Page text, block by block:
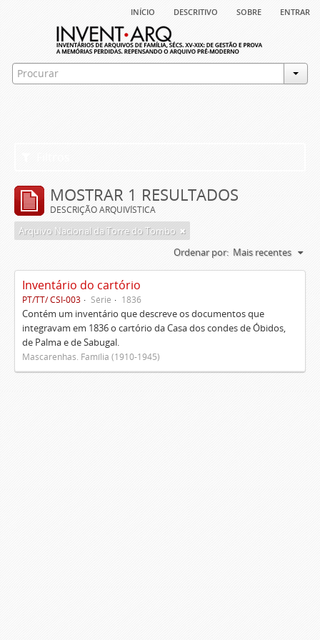
início descritivo sobre entrar
MOSTRAR 1 RESULTADOS
DESCRIÇÃO ARQUIVÍSTICA
Arquivo Nacional da Torre do Tombo
Ordenar por: Mais recentes
Inventário do cartório
PT/TT/ CSI-003 Série 1836
Contém um inventário que descreve os documentos que
integravam em 1836 o cartório da Casa dos condes de Óbidos,
de Palma e de Sabugal.
Mascarenhas. Família (1910-1945)